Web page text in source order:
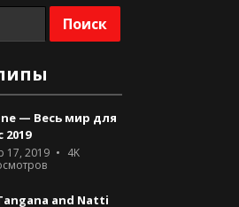
— Весь мир для
2019
17, 2019
4K
and Natti